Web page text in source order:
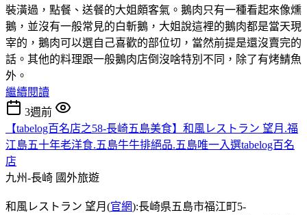
裝潢過，點餐、送餐的大姐頗客氣。鵝肉只有一種看起來像燻
鵝，並沒有一般常見的白斬鵝，大姐說這裡的鵝肉都是當天現
宰的，鵝肉可以選自己喜歡的部位切，當然前提是還沒賣完的
話。其他的料理跟一般鵝肉店倒沒啥特別不同，除了有烤鯖魚
外。
繼續閱讀
3週前
【tabelog百名店之58-長崎五島美食】和風レストラン 望月.福
江島五十年老洋食.五島牛牛排絕品.五島唯一入選tabelog百名
店
九州-長崎 國外旅遊
和風レストラン 望月(官網):長崎県五島市福江町5-